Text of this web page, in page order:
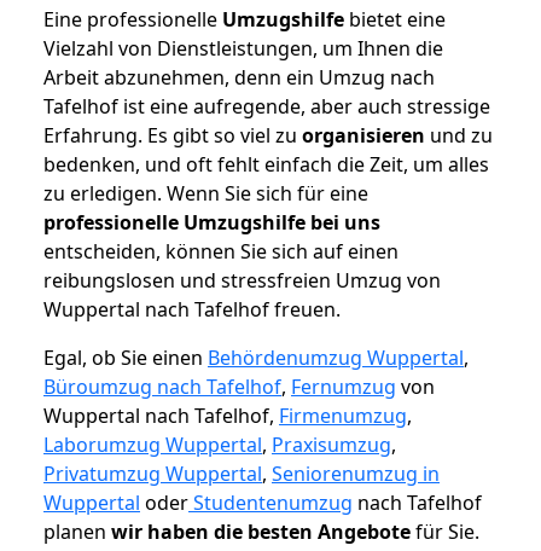
Eine professionelle Umzugshilfe bietet eine
Vielzahl von Dienstleistungen, um Ihnen die
Arbeit abzunehmen, denn ein Umzug nach
Tafelhof ist eine aufregende, aber auch stressige
Erfahrung. Es gibt so viel zu organisieren und zu
bedenken, und oft fehlt einfach die Zeit, um alles
zu erledigen. Wenn Sie sich für eine
professionelle Umzugshilfe bei uns
entscheiden, können Sie sich auf einen
reibungslosen und stressfreien Umzug von
Wuppertal nach Tafelhof freuen.
Egal, ob Sie einen Behördenumzug Wuppertal,
Büroumzug nach Tafelhof, Fernumzug von
Wuppertal nach Tafelhof, Firmenumzug,
Laborumzug Wuppertal, Praxisumzug,
Privatumzug Wuppertal, Seniorenumzug in
Wuppertal oderStudentenumzug nach Tafelhof
planen wir haben die besten Angebotefür Sie.